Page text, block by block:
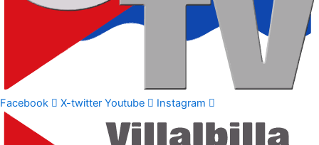
Facebook X-twitter Youtube Instagram